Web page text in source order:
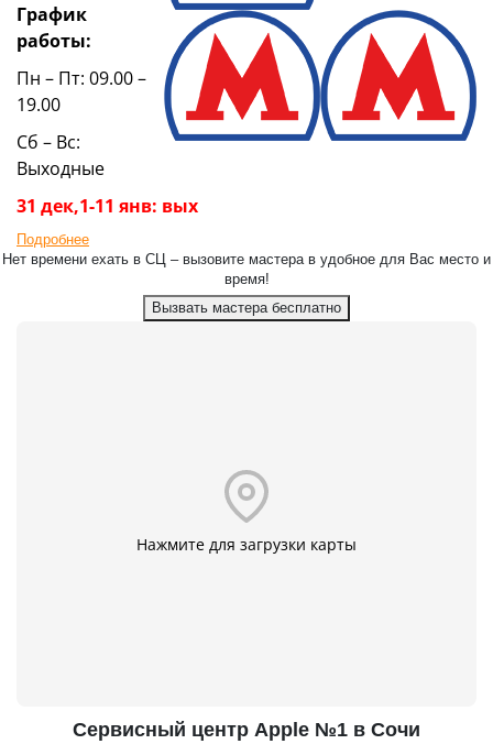
График
работы:
Пн – Пт: 09.00 –
19.00
Сб – Вс:
Выходные
31 дек,1-11 янв: вых
Подробнее
Нет времени ехать в СЦ – вызовите мастера в удобное для Вас место и
время!
Вызвать мастера бесплатно
Нажмите для загрузки карты
Сервисный центр Apple №1 в Сочи